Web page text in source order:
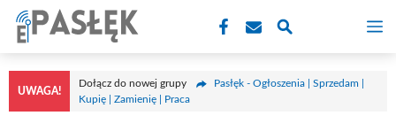
Przejdź
treści
UWAGA!
Dołącz do nowej grupy
Pasłęk - Ogłoszenia | Sprzedam |
Kupię | Zamienię | Praca